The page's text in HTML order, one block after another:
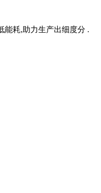
能耗,助力生产出细度分 .